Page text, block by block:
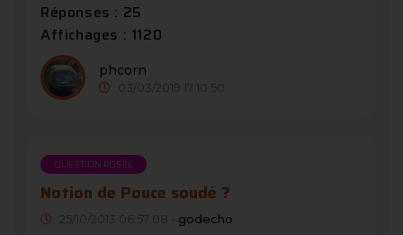
Réponses : 25
Affichages : 1120
phcorn
03/03/2019 17:10:50
QUESTION POSÉE
Notion de Pouce soudé ?
25/10/2013 06:57:08 - godecho